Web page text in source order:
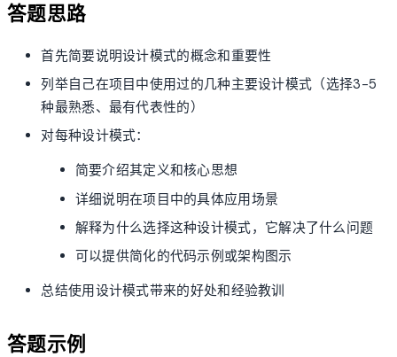
答题思路
首先简要说明设计模式的概念和重要性
列举自己在项目中使用过的几种主要设计模式（选择3-5
种最熟悉、最有代表性的）
对每种设计模式：
简要介绍其定义和核心思想
详细说明在项目中的具体应用场景
解释为什么选择这种设计模式，它解决了什么问题
可以提供简化的代码示例或架构图示
总结使用设计模式带来的好处和经验教训
答题示例